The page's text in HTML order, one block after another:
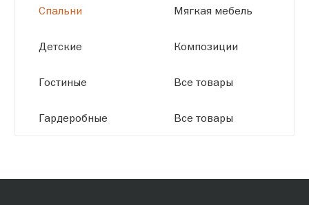
Спальни
Детские
Гостиные
Гардеробные
Мягкая мебель
Композиции
Все товары
Все товары